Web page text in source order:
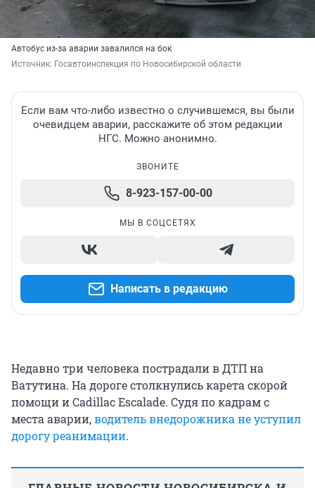
Автобус из-за аварии завалился на бок
Источник: Госавтоинспекция по Новосибирской области
Если вам что-либо известно о случившемся, вы были
очевидцем аварии, расскажите об этом редакции
НГС. Можно анонимно.
ЗВОНИТЕ
8-923-157-00-00
МЫ В СОЦСЕТЯХ
Написать в редакцию
Недавно три человека пострадали в ДТП на
Ватутина. На дороге столкнулись карета скорой
помощи и Cadillac Escalade. Судя по кадрам с
места аварии,водитель внедорожника не уступил
дорогу реанимации.